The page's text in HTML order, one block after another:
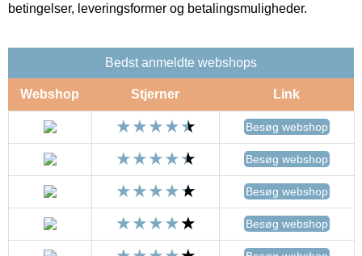
betingelser, leveringsformer og betalingsmuligheder.
Bedst anmeldte webshops
Webshop Stjerner Link
Besøg webshop
Besøg webshop
Besøg webshop
Besøg webshop